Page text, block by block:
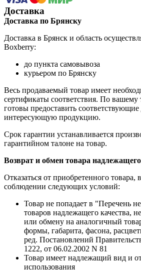
Доставка
Доставка по Брянску
Доставка в Брянск и область
Boxberry:
до пункта самовывоза
курьером по Брянску
Весь продаваемый товар имеет
сертификаты соответствия. По
готовы предоставить
интересующую продукцию.
Срок гарантии устанавливается
гарантийном талоне на товар.
Возврат и обмен товара надлежащего
Отказаться от приобретенного
соблюдении следующих условий:
Товар не попадает в "Перечень
товаров надлежащего качества,
или обмену на аналогичный
формы, габарита, фасона,
ред. Постановлений
1222, от 06.02.2002 N 81
Товар имеет надлежащий вид и
использования